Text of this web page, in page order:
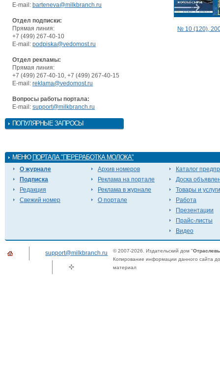
E-mail: barteneva@milkbranch.ru
Отдел подписки:
Прямая линия:
+7 (499) 267-40-10
E-mail: podpiska@vedomost.ru
Отдел рекламы:
Прямая линия:
+7 (499) 267-40-10, +7 (499) 267-40-15
E-mail: reklama@vedomost.ru
Вопросы работы портала:
E-mail: support@milkbranch.ru
ПОПУЛЯРНЫЕ ЗАПРОСЫ
№ 10 (120),
МЕНЮ ПОРТАЛА "ПЕРЕРАБОТКА МОЛОКА"
О журнале
Подписка
Редакция
Свежий номер
Архив номеров
Реклама на портале
Реклама в журнале
О портале
Каталог
Доска
Товары и услуги
Работа
Презентации
Прайс-листы
Видео
support@milkbranch.ru © 2007-2026. Издательский дом "
Копирование информации данного сайта
материал